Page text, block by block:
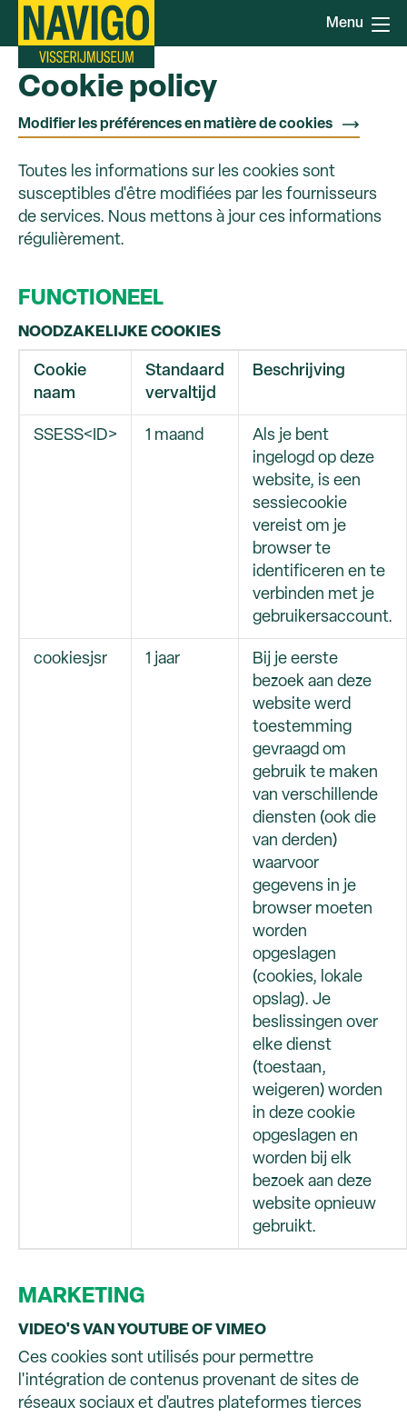
Aller
contenu
principal
Menu
Cookie policy
Modifier les préférences en matière de cookies
Toutes les informations sur les cookies sont
susceptibles d'être modifiées par les fournisseurs
de services. Nous mettons à jour ces informations
régulièrement.
FUNCTIONEEL
NOODZAKELIJKE COOKIES
Cookie
naam
Standaard
vervaltijd
Beschrijving
SSESS<ID> 1 maand
Als je bent
ingelogd op deze
website, is een
sessiecookie
vereist om je
browser te
identificeren en te
verbinden met je
gebruikersaccount.
cookiesjsr 1 jaar
Bij je eerste
bezoek aan deze
website werd
toestemming
gevraagd om
gebruik te maken
van verschillende
diensten (ook die
van derden)
waarvoor
gegevens in je
browser moeten
worden
opgeslagen
(cookies, lokale
opslag). Je
beslissingen over
elke dienst
(toestaan,
weigeren) worden
in deze cookie
opgeslagen en
worden bij elk
bezoek aan deze
website opnieuw
gebruikt.
MARKETING
VIDEO'S VAN YOUTUBE OF VIMEO
Ces cookies sont utilisés pour permettre
l'intégration de contenus provenant de sites de
réseaux sociaux et d'autres plateformes tierces